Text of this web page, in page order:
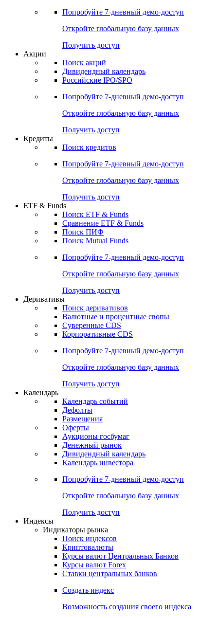
Попробуйте 7-дневный демо-доступ
Откройте глобальную базу данных
Получить доступ
Акции
Поиск акций
Дивидендный календарь
Российские IPO/SPO
Попробуйте 7-дневный демо-доступ
Откройте глобальную базу данных
Получить доступ
Кредиты
Поиск кредитов
Попробуйте 7-дневный демо-доступ
Откройте глобальную базу данных
Получить доступ
ETF & Funds
Поиск ETF & Funds
Сравнение ETF & Funds
Поиск ПИФ
Поиск Mutual Funds
Попробуйте 7-дневный демо-доступ
Откройте глобальную базу данных
Получить доступ
Деривативы
Поиск деривативов
Валютные и процентные свопы
Суверенные CDS
Корпоративные CDS
Попробуйте 7-дневный демо-доступ
Откройте глобальную базу данных
Получить доступ
Календарь
Календарь событий
Дефолты
Размещения
Оферты
Аукционы госбумаг
Денежный рынок
Дивидендный календарь
Календарь инвестора
Попробуйте 7-дневный демо-доступ
Откройте глобальную базу данных
Получить доступ
Индексы
Индикаторы рынка
Поиск индексов
Криптовалюты
Курсы валют Центральных Банков
Курсы валют Forex
Ставки центральных банков
Создать индекс
Возможность создания своего индекса